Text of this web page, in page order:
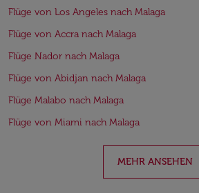
Flüge von Los Angeles nach Malaga
Flüge von Accra nach Malaga
Flüge Nador nach Malaga
Flüge von Abidjan nach Malaga
Flüge Malabo nach Malaga
Flüge von Miami nach Malaga
MEHR ANSEHEN